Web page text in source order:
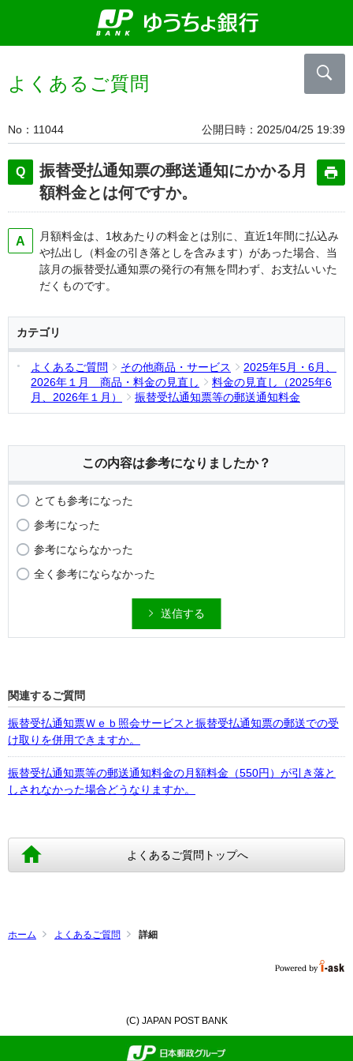
よくあるご質問
No 11044 公開日時 2025/04/25 19:39
振替受払通知票の郵送通知にかかる月
額料金とは何ですか。
月額料金は、1枚あたりの料金とは別に、直近1年間に払込み
や払出し（料金の引き落としを含みます）があった場合、当
該月の振替受払通知票の発行の有無を問わず、お支払いいた
だくものです。
カテゴリ
よくあるご質問 その他商品・サービス
2025年5月・6月、
2026年１月 商品・料金の見直し
料金の見直し（2025年6
月、2026年１月）
振替受払通知票等の郵送通知料金
この内容は参考になりましたか？
とても参考になった
参考になった
参考にならなかった
全く参考にならなかった
送信する
関連するご質問
振替受払通知票Ｗｅｂ照会サービスと振替受払通知票の郵送での受
け取りを併用できますか。
振替受払通知票等の郵送通知料金の月額料金（550円）が引き落と
しされなかった場合どうなりますか。
よくあるご質問トップへ
ホーム よくあるご質問 詳細
(C) JAPAN POST BANK